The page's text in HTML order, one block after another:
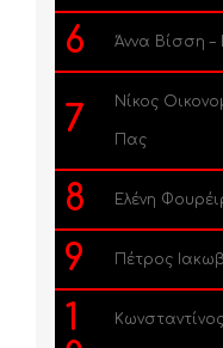
6 Άννα Βίσση –
7 Νίκος
Πας
8 Ελένη
9 Πέτρος
1